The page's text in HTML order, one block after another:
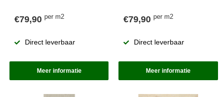
€79,90 per m2
Direct leverbaar
Meer informatie
€79,90per m2
Direct leverbaar
Meer informatie